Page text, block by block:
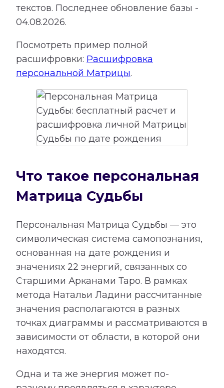
текстов. Последнее обновление базы -
04.08.2026.
Посмотреть пример полной
расшифровки: Расшифровка
персональной Матрицы.
Что такое персональная
Матрица Судьбы
Персональная Матрица Судьбы — это
символическая система самопознания,
основанная на дате рождения и
значениях 22 энергий, связанных со
Старшими Арканами Таро. В рамках
метода Натальи Ладини рассчитанные
значения располагаются в разных
точках диаграммы и рассматриваются в
зависимости от области, в которой они
находятся.
Одна и та же энергия может по-